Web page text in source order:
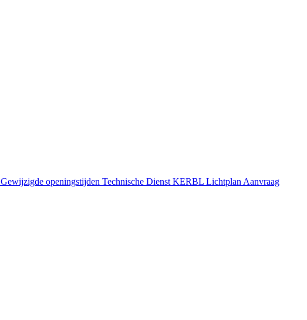
Gewijzigde openingstijden Technische Dienst KERBL Lichtplan Aanvraag